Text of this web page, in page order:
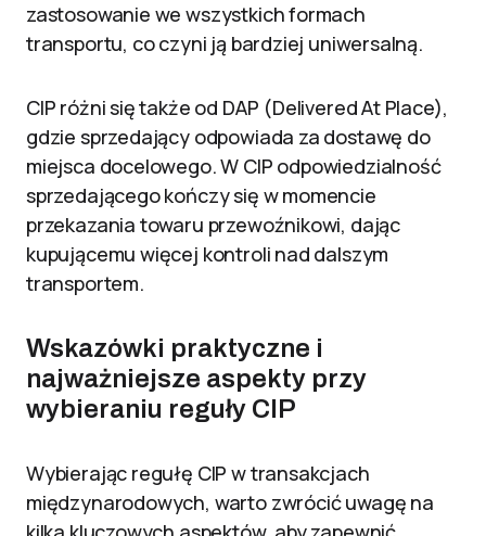
zastosowanie we wszystkich formach
transportu, co czyni ją bardziej uniwersalną.
CIP różni się także od DAP (Delivered At Place),
gdzie sprzedający odpowiada za dostawę do
miejsca docelowego. W CIP odpowiedzialność
sprzedającego kończy się w momencie
przekazania towaru przewoźnikowi, dając
kupującemu więcej kontroli nad dalszym
transportem.
Wskazówki praktyczne i
najważniejsze aspekty przy
wybieraniu reguły CIP
Wybierając regułę CIP w transakcjach
międzynarodowych, warto zwrócić uwagę na